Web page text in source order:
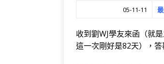
e
b
it
te
r
e
g
ra
e
05-11-11
收到劉WJ學友來函（就
這一次剛好是82天），答